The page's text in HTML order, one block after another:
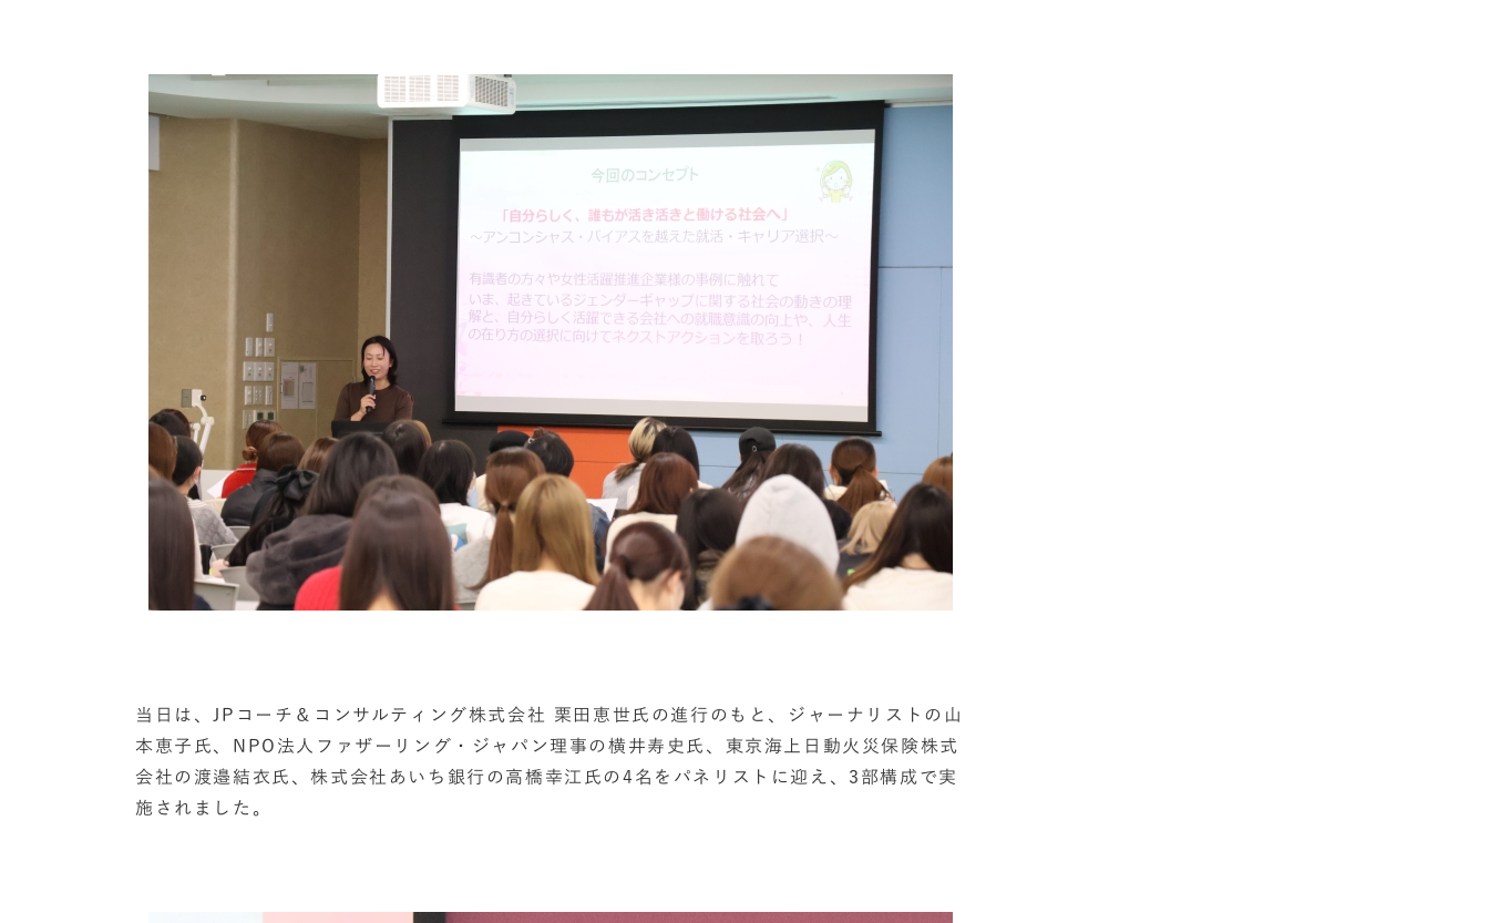
当日は、JPコーチ＆コンサルティング株式会社 栗田恵世氏の進行のもと、ジャーナリストの山
本恵子氏、NPO法人ファザーリング・ジャパン理事の横井寿史氏、東京海上日動火災保険株式
会社の渡邉結衣氏、株式会社あいち銀行の高橋幸江氏の4名をパネリストに迎え、3部構成で実
施されました。